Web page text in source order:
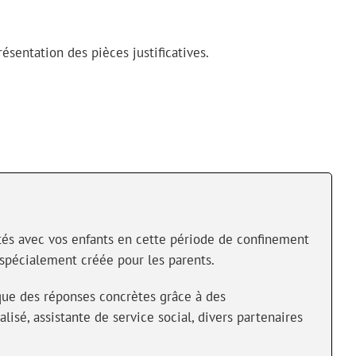
des pièces justificatives.
avec vos enfants en cette période de confinement
créée pour les parents.
des réponses concrètes grâce à des
assistante de service social, divers partenaires